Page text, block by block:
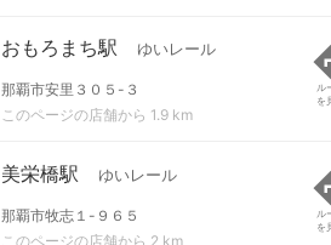
おもろまち駅 ゆいレール
那覇市安里３０５-３
このページの店舗から 1.9 km
ル
を
美栄橋駅 ゆいレール
那覇市牧志１-９６５
このページの店舗から 2 km
ル
を